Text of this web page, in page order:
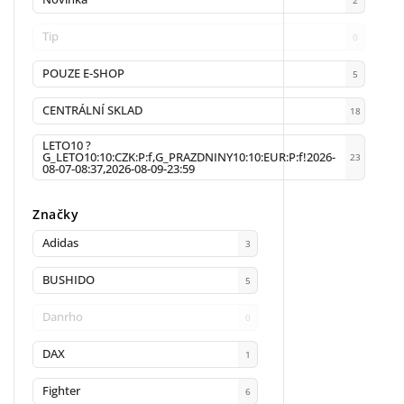
Tip 0
POUZE E-SHOP 5
CENTRÁLNÍ SKLAD 18
LETO10 ?
G_LETO10:10:CZK:P:f,G_PRAZDNINY10:10:EUR:P:f!2026-
08-07-08:37,2026-08-09-23:59
23
Značky
Adidas 3
BUSHIDO 5
Danrho 0
DAX 1
Fighter 6